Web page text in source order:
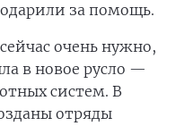
за помощь.
очень нужно,
в новое русло —
систем. В
отряды